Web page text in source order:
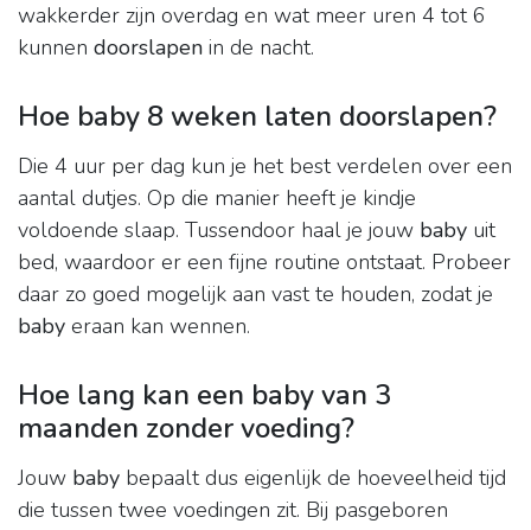
wakkerder zijn overdag en wat meer uren 4 tot 6
kunnen doorslapen in de nacht.
Hoe baby 8 weken laten doorslapen?
Die 4 uur per dag kun je het best verdelen over een
aantal dutjes. Op die manier heeft je kindje
voldoende slaap. Tussendoor haal je jouw baby uit
bed, waardoor er een fijne routine ontstaat. Probeer
daar zo goed mogelijk aan vast te houden, zodat je
baby eraan kan wennen.
Hoe lang kan een baby van 3
maanden zonder voeding?
Jouw baby bepaalt dus eigenlijk de hoeveelheid tijd
die tussen twee voedingen zit. Bij pasgeboren